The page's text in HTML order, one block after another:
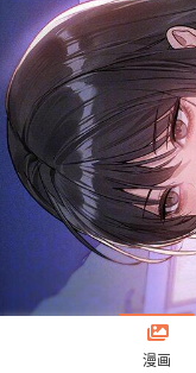
漫画